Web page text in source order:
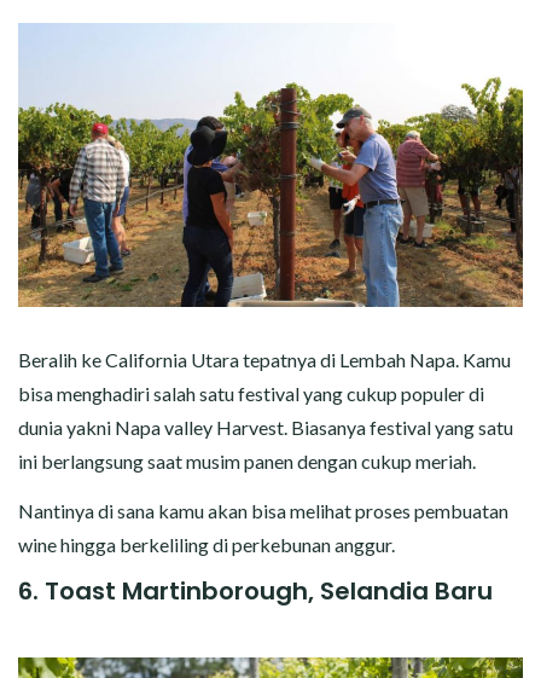
Beralih ke California Utara tepatnya di Lembah Napa. Kamu
bisa menghadiri salah satu festival yang cukup populer di
dunia yakni Napa valley Harvest. Biasanya festival yang satu
ini berlangsung saat musim panen dengan cukup meriah.
Nantinya di sana kamu akan bisa melihat proses pembuatan
wine hingga berkeliling di perkebunan anggur.
6. Toast Martinborough, Selandia Baru